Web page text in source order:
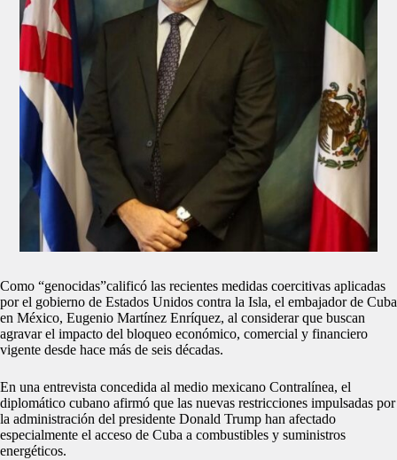
Como “genocidas”calificó las recientes medidas coercitivas aplicadas
por el gobierno de Estados Unidos contra la Isla, el embajador de Cuba
en México, Eugenio Martínez Enríquez, al considerar que buscan
agravar el impacto del bloqueo económico, comercial y financiero
vigente desde hace más de seis décadas.
En una entrevista concedida al medio mexicano Contralínea, el
diplomático cubano afirmó que las nuevas restricciones impulsadas por
la administración del presidente Donald Trump han afectado
especialmente el acceso de Cuba a combustibles y suministros
energéticos.